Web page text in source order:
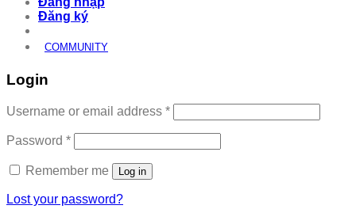
Đăng ký
COMMUNITY
Login
Username or email address *Required
Password *Required
Remember me Log in
Lost your password?